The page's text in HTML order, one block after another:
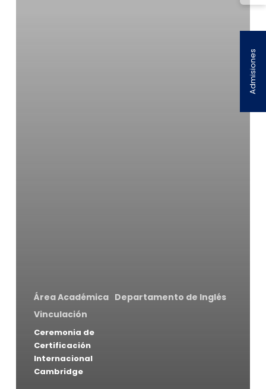
Área Académica Departamento de Inglés
Vinculación
Ceremonia de
Certificación
Internacional
Cambridge
Admisiones